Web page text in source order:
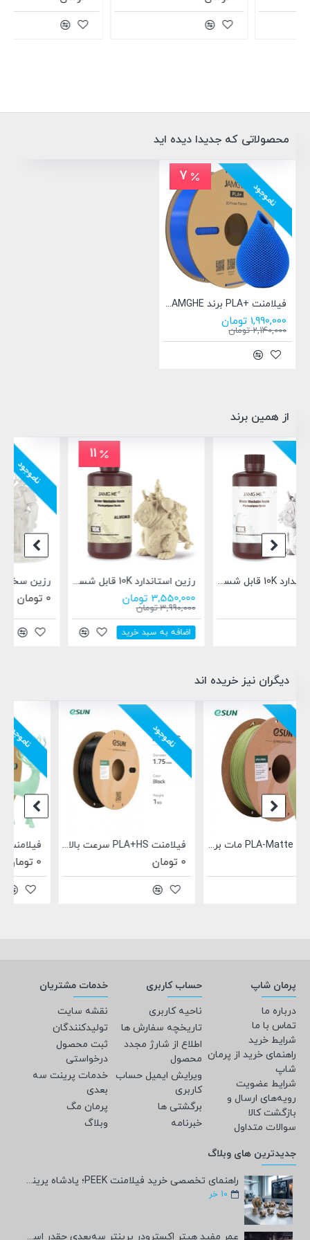
محصولاتی که جدیدا دیده اید
ناموجود
7
فیلامنت +PLA برند JAMGHE آبی 1.75mm
1,990,000 تومان
2,140,000 تومان
از همین برند
ناموجود
رزین سخت ABS رنگ سفید جمقه JamgHe ABS Like Resin ABS-20DP
ناموجود
رزین ارتودنسی دندان قابل شستشو با آب جمقه JamgHe Water washable Orthodontic Model WTOM-19D
0 تومان
دیگران نیز خریده اند
ناموجود
فیلامنت PLA Matt مات برند JAMGHE سبز روشن 1.75mm
ناموجود
فیلامنت +Hi-Speed PLA سرعت بالا برند JAMGHE سیاه 1.75mm
پرمان شاپ
درباره ما
تماس با ما
شرایط خرید
راهنمای خرید از پرمان
شاپ
شرایط عضویت
رویه‌های ارسال و
بازگشت کالا
سوالات متداول
حساب کاربری
ناحیه کاربری
تاریخچه سفارش ها
اطلاع از شارژ مجدد
محصول
ویرایش ایمیل حساب
کاربری
برگشتی ها
خبرنامه
خدمات مشتریان
نقشه سایت
تولیدکنندگان
ثبت محصول
درخواستی
خدمات پرینت سه
بعدی
پرمان مگ
وبلاگ
جدیدترین های وبلاگ
راهنمای تخصصی خرید فیلامنت PEEK؛ پادشاه پرینت سه‌بعدی صنعتی و پزشکی + مشخصات فنی
10 خر
عمر مفید هیتر اکسترودر پرینتر سه‌بعدی چقدر است؟